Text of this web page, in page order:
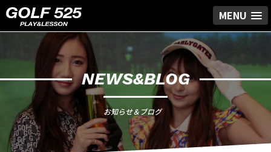
MENU
NEWS&BLOG
お知らせ＆ブログ